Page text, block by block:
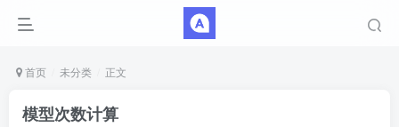
首页 未分类 正文
模型次数计算